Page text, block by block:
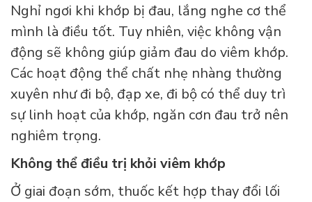
Nghỉ ngơi khi khớp bị đau, lắng nghe cơ thể
mình là điều tốt. Tuy nhiên, việc không vận
động sẽ không giúp giảm đau do viêm khớp.
Các hoạt động thể chất nhẹ nhàng thường
xuyên như đi bộ, đạp xe, đi bộ có thể duy trì
sự linh hoạt của khớp, ngăn cơn đau trở nên
nghiêm trọng.
Không thể điều trị khỏi viêm khớp
Ở giai đoạn sớm, thuốc kết hợp thay đổi lối